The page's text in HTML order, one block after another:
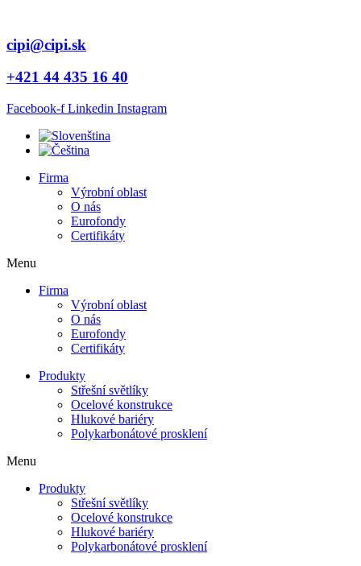
cipi@cipi.sk
+421 44 435 16 40
Facebook-f Linkedin Instagram
Firma
Výrobní oblast
O nás
Eurofondy
Certifikáty
Menu
Firma
Výrobní oblast
O nás
Eurofondy
Certifikáty
Produkty
Střešní světlíky
Ocelové konstrukce
Hlukové bariéry
Polykarbonátové prosklení
Menu
Produkty
Střešní světlíky
Ocelové konstrukce
Hlukové bariéry
Polykarbonátové prosklení